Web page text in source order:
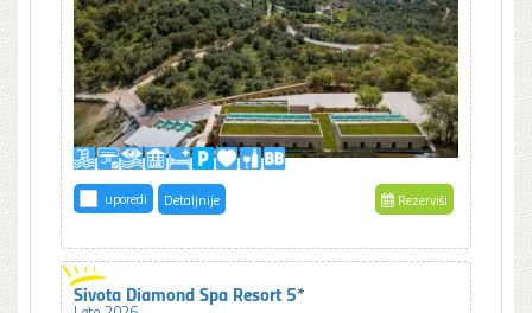
uporedi Detaljnije Rezerviši
Sivota Diamond Spa Resort 5*